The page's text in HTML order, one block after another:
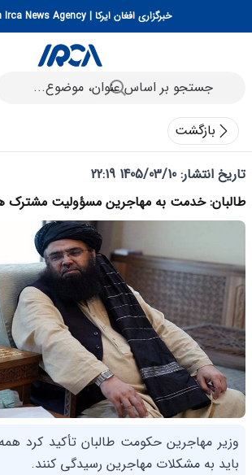
خبرگزاری افغان ایرکا | Afghan Irca News Agency
بازگشت
تاریخ انتشار: 1405/03/10 22:19
طالبان: خدمت به مهاجرین مسؤولیت مشترک
وزیر مهاجرین حکومت طالبان تأکید کرد
باید به مشکلات مهاجرین رسیدگی کنند.